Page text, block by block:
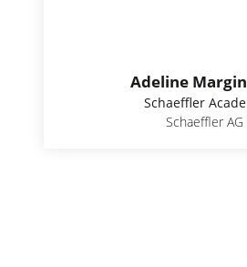
Adeline
Schaeffler
Schaeffler AG